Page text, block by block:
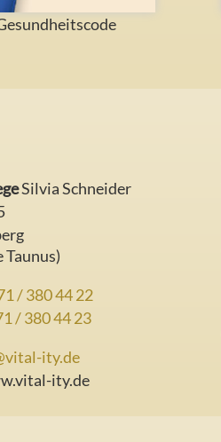
Silvia Schneider
Taunus)
/ 380 44 22
/ 380 44 23
ity.de
ity.de